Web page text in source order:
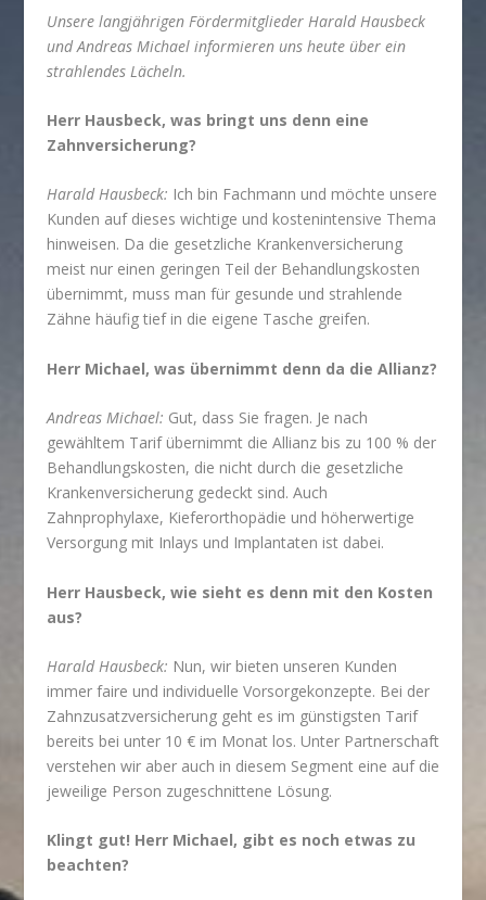
Unsere langjährigen Fördermitglieder Ha­rald Hausbeck
und Andreas Michael informieren uns heute über ein
strahlendes Lächeln.
Herr Hausbeck, was bringt uns denn eine
Zahnversicherung?
Harald Hausbeck: Ich bin Fachmann und möchte unsere
Kunden auf dieses wichtige und kostenintensive Thema
hinweisen. Da die gesetzliche Krankenversicherung
meist nur einen geringen Teil der Behandlungskosten
übernimmt, muss man für gesunde und strahlende
Zähne häufig tief in die eigene Tasche greifen.
Herr Michael, was übernimmt denn da die Allianz?
Andreas Michael: Gut, dass Sie fragen. Je nach
gewähltem Tarif übernimmt die Allianz bis zu 100 % der
Behandlungskosten, die nicht durch die gesetzliche
Krankenversicherung gedeckt sind. Auch
Zahnprophylaxe, Kieferorthopädie und höherwertige
Versorgung mit Inlays und Implantaten ist dabei.
Herr Hausbeck, wie sieht es denn mit den Kosten
aus?
Harald Hausbeck: Nun, wir bieten unseren Kunden
immer faire und individuelle Vorsorgekonzepte. Bei der
Zahnzusatzversicherung geht es im günstigsten Tarif
bereits bei unter 10 € im Monat los. Unter Partnerschaft
verstehen wir aber auch in diesem Segment eine auf die
jeweilige Person zugeschnittene Lösung.
Klingt gut! Herr Michael, gibt es noch etwas zu
beachten?